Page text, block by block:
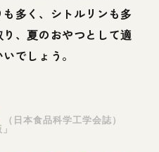
多く、シトルリンも多
、夏のおやつとして適
でしょう。
（日本食品科学工学会誌）
」